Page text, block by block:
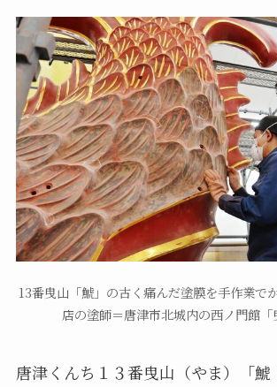
13番曳山「鯱」の古く痛んだ塗膜を手作業で
店の塗師＝唐津市北城内の西ノ門館「
唐津くんち１３番曳山（やま）「鯱